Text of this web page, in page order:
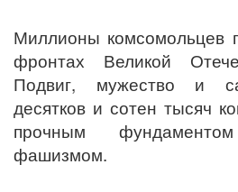
Миллионы комсомольцев
фронтах Великой
Подвиг, мужество и
десятков и сотен тысяч
прочным
фашизмом.